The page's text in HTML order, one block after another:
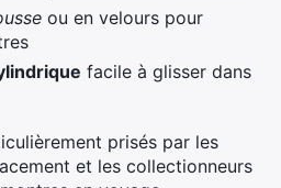
ou en velours pour
facile à glisser dans
prisés par les
et les collectionneurs